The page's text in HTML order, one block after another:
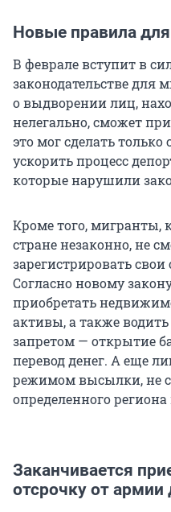
Новые правила
В феврале вступит в
законодательстве для
о выдворении лиц,
нелегально, сможет
это мог сделать
ускорить процесс
которые нарушили
Кроме того, мигранты,
стране незаконно, не
зарегистрировать
Согласно новому
приобретать
активы, а также
запретом — открытие
перевод денег. А еще
режимом высылки, не
определенного
Заканчивается
отсрочку от армии